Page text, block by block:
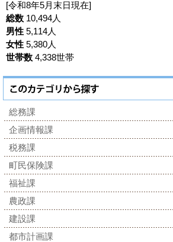
[令和8年5月末日現在]
総数 10,494人
男性 5,114人
女性 5,380人
世帯数 4,338世帯
総務課
企画情報課
税務課
町民保険課
福祉課
農政課
建設課
都市計画課